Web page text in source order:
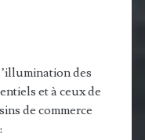
des
et à ceux de
de commerce